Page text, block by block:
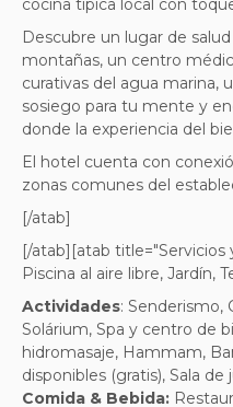
cocina típica local con
Descubre un lugar de
montañas, un centro
curativas del agua marina,
sosiego para tu mente y
donde la experiencia del
El hotel cuenta con
zonas comunes del
[/atab]
[/atab][atab title="Servicios
Piscina al aire libre, Jardín,
Actividades: Senderismo,
Solárium, Spa y centro de
hidromasaje, Hammam,
disponibles (gratis), Sala de
Comida & Bebida: